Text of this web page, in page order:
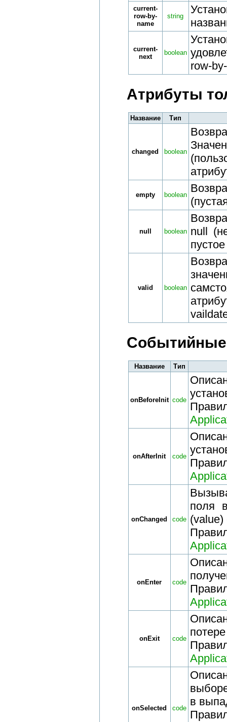
current-
row-by-
name
string
current-
next
boolean
row-
Атрибуты
Название Тип
changed boolean
empty boolean
null boolean null
valid boolean
Событийные
Название Тип
onBeforeInit code
onAfterInit code
onChanged code
поля
(value)
onEnter code
onExit code
onSelected code
в